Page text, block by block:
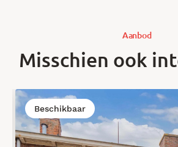
Aanbod
Misschien ook
Beschikbaar